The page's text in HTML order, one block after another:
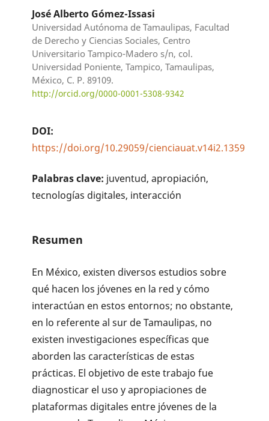
José Alberto Gómez-Issasi
Universidad Autónoma de Tamaulipas, Facultad
de Derecho y Ciencias Sociales, Centro
Universitario Tampico-Madero s/n, col.
Universidad Poniente, Tampico, Tamaulipas,
México, C. P. 89109.
http://orcid.org/0000-0001-5308-9342
DOI:
https://doi.org/10.29059/cienciauat.v14i2.1359
Palabras clave: juventud, apropiación,
tecnologías digitales, interacción
Resumen
En México, existen diversos estudios sobre
qué hacen los jóvenes en la red y cómo
interactúan en estos entornos; no obstante,
en lo referente al sur de Tamaulipas, no
existen investigaciones específicas que
aborden las características de estas
prácticas. El objetivo de este trabajo fue
diagnosticar el uso y apropiaciones de
plataformas digitales entre jóvenes de la